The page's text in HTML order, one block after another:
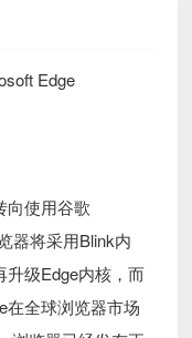
Edge
向使用谷歌
器将采用Blink内
升级Edge内核，而
在全球浏览器市场